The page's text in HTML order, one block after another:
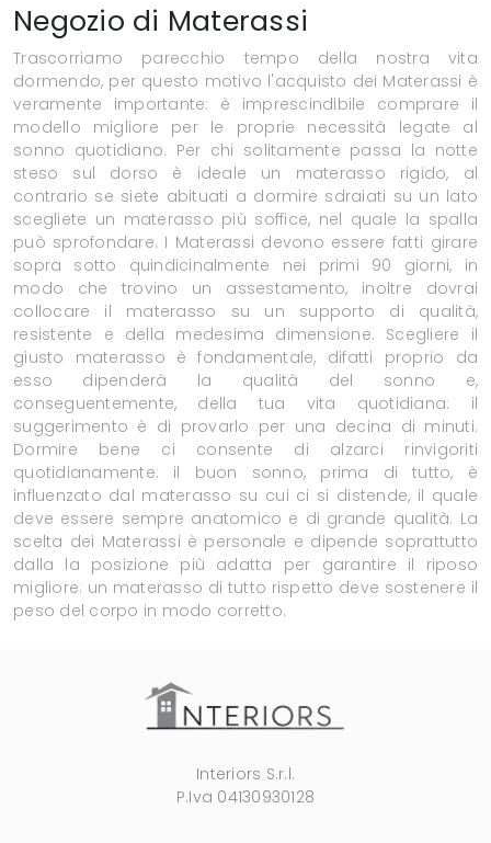
Negozio di Materassi
Trascorriamo parecchio tempo della nostra vita
dormendo, per questo motivo l'acquisto dei Materassi è
veramente importante: è imprescindibile comprare il
modello migliore per le proprie necessità legate al
sonno quotidiano. Per chi solitamente passa la notte
steso sul dorso è ideale un materasso rigido, al
contrario se siete abituati a dormire sdraiati su un lato
scegliete un materasso più soffice, nel quale la spalla
può sprofondare. I Materassi devono essere fatti girare
sopra sotto quindicinalmente nei primi 90 giorni, in
modo che trovino un assestamento, inoltre dovrai
collocare il materasso su un supporto di qualità,
resistente e della medesima dimensione. Scegliere il
giusto materasso è fondamentale, difatti proprio da
esso dipenderà la qualità del sonno e,
conseguentemente, della tua vita quotidiana: il
suggerimento è di provarlo per una decina di minuti.
Dormire bene ci consente di alzarci rinvigoriti
quotidianamente: il buon sonno, prima di tutto, è
influenzato dal materasso su cui ci si distende, il quale
deve essere sempre anatomico e di grande qualità. La
scelta dei Materassi è personale e dipende soprattutto
dalla la posizione più adatta per garantire il riposo
migliore: un materasso di tutto rispetto deve sostenere il
peso del corpo in modo corretto.
Interiors S.r.l.
P.Iva 04130930128